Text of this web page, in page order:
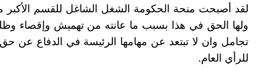
لقد أصبحت منحة الحكومة الشغل الشاغل للقسم الأكبر
ولها الحق في هذا بسبب ما عانته من تهميش وإقصاء
تجامل وان لا تبتعد عن مهامها الرئيسة في الدفاع عن
للرأي العام.